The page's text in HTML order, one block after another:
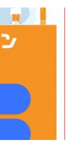
作(撮影・編集)
制作
ティング
#MySQL